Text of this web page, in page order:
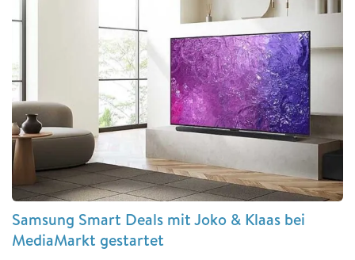
Samsung Smart Deals mit Joko & Klaas bei
MediaMarkt gestartet